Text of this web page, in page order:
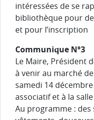
intéressées de se
bibliothèque pour
et pour l’inscription
Communique N°3
Le Maire, Président
à venir au marché
samedi 14 décembre
associatif et à la
Au programme :